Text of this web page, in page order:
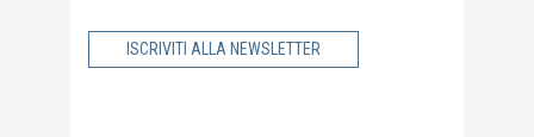
ISCRIVITI ALLA NEWSLETTER